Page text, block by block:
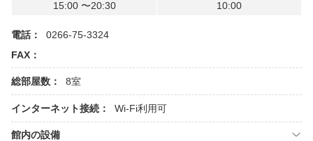
15:00 〜20:30 10:00
電話：
0266-75-3324
FAX：
総部屋数： 8室
インターネット接続： Wi-Fi利用可
館内の設備